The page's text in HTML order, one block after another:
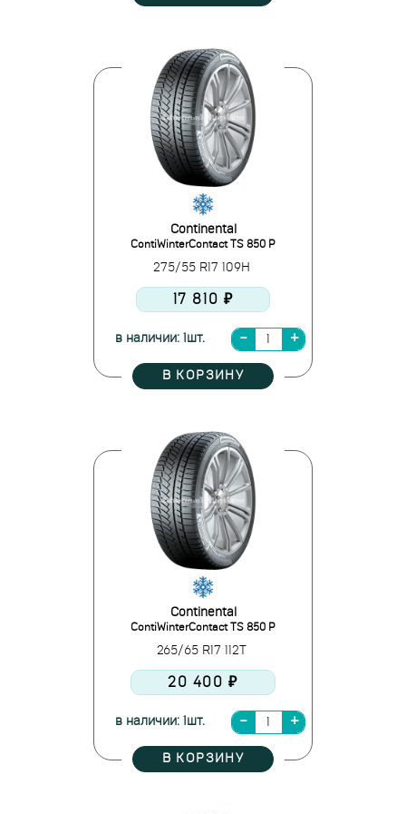
Continental
ContiWinterContact TS 850 P
275/55 R17 109H
17 810 ₽
в наличии: 1шт.
В КОРЗИНУ
Continental
ContiWinterContact TS 850 P
265/65 R17 112T
20 400 ₽
в наличии: 1шт.
В КОРЗИНУ